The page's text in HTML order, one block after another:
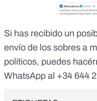
Si has recibido un
envío de los sobres a
políticos, puedes
WhatsApp al +34 644